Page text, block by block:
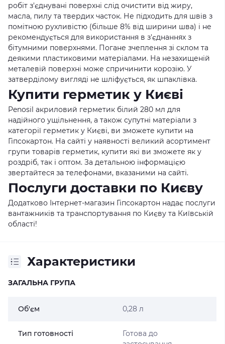
робіт з'єднувані поверхні слід очистити від жиру,
масла, пилу та твердих часток. Не підходить для швів з
помітною рухливістю (більше 8% від ширини шва) і не
рекомендується для використання в з'єднаннях з
бітумними поверхнями. Погане зчеплення зі склом та
деякими пластиковими матеріалами. На незахищеній
металевій поверхні може спричинити корозію. У
затверділому вигляді не шліфується, як шпаклівка.
Купити герметик у Києві
Penosil акриловий герметик білий 280 мл для
надійного ущільнення, а також супутні матеріали з
категорії герметик у Києві, ви зможете купити на
Гіпсокартон. На сайті у наявності великий асортимент
групи товарів герметик, купити які ви зможете як у
роздріб, так і оптом. За детальною інформацією
звертайтеся за телефонами, вказаними на сайті.
Послуги доставки по Києву
Додатково Інтернет-магазин Гіпсокартон надає послуги
вантажників та транспортування по Києву та Київській
області!
Характеристики
ЗАГАЛЬНА ГРУПА
Об'єм 0,28 л
Тип готовності
Готова до